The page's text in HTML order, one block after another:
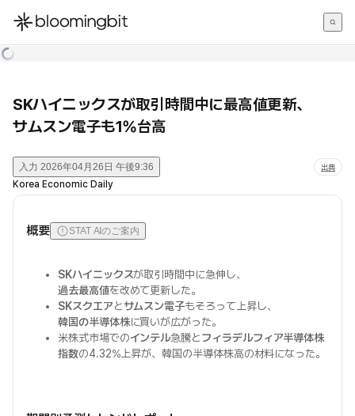
한국어
SKハイニックスが取引時間中に最高値更新、
サムスン電子も1%台高
入力 2026年04月26日 午後9:36 出典
Korea Economic Daily
概要 STAT AIのご案内
SKハイニックスが取引時間中に急伸し、
過去最高値を改めて更新した。
SKスクエアとサムスン電子もそろって上昇し、
韓国の半導体株に買いが広がった。
米株式市場でのインテル急騰とフィラデルフィア半導体株
指数の4.32%上昇が、韓国の半導体株高の材料になった。